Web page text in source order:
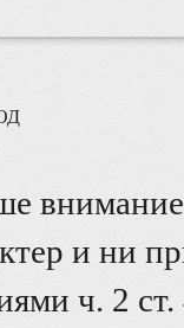
внимание
и ни
ч. 2